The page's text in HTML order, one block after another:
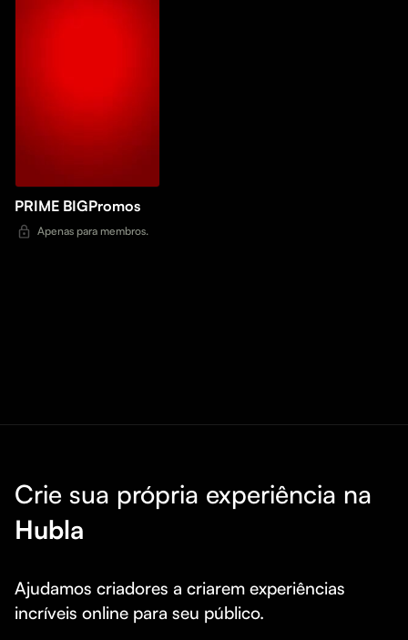
PRIME BIGPromos
Apenas para membros.
Crie sua própria experiência na
Hubla
Ajudamos criadores a criarem experiências
incríveis online para seu público.